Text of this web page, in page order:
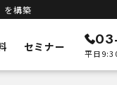
を構築
セミナー 平日